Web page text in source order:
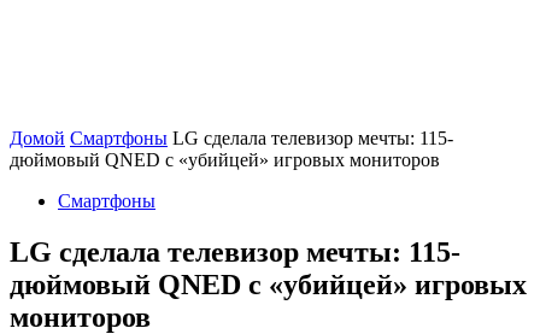
Домой Смартфоны LG сделала телевизор мечты: 115-
дюймовый QNED с «убийцей» игровых мониторов
Смартфоны
LG сделала телевизор мечты: 115-
дюймовый QNED с «убийцей» игровых
мониторов